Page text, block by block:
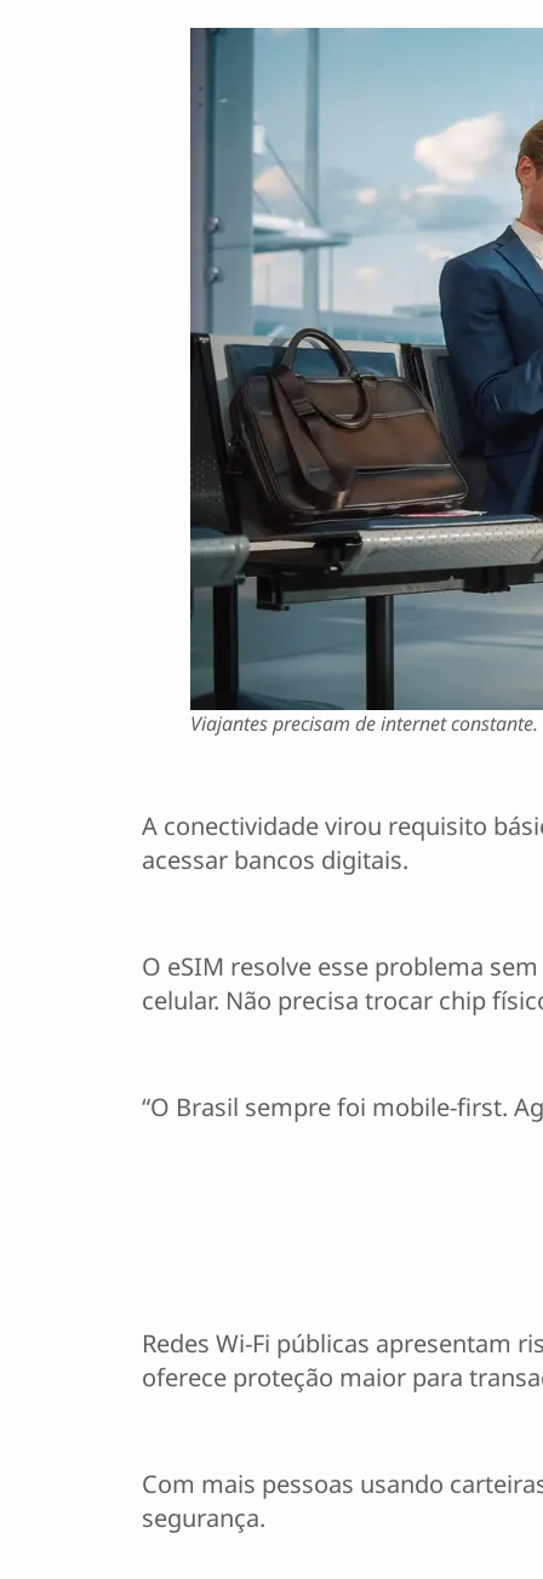
Viajantes precisam de internet
A conectividade virou requisito
acessar bancos digitais.
O eSIM resolve esse problema
celular. Não precisa trocar chip
“O Brasil sempre foi mobile-first.
Redes Wi-Fi públicas apresentam
oferece proteção maior para
Com mais pessoas usando
segurança.